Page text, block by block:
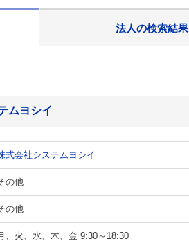
法人の検索結果
ムヨシイ
式会社システムヨシイ
の他
の他
、火、水、木、金 9:30～18:30